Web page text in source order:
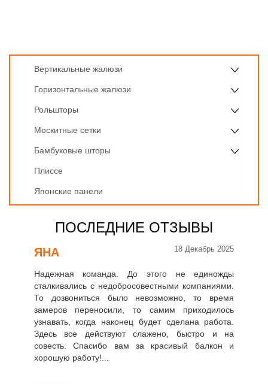
Вертикальные жалюзи
Горизонтальные жалюзи
Рольшторы
Москитные сетки
Бамбуковые шторы
Плиссе
Японские панели
ПОСЛЕДНИЕ ОТЗЫВЫ
ЯНА 18 Декабрь 2025
Надежная команда. До этого не единожды
сталкивались с недобросовестными компаниями.
То дозвониться было невозможно, то время
замеров переносили, то самим приходилось
узнавать, когда наконец будет сделана работа.
Здесь все действуют слажено, быстро и на
совесть. Спасибо вам за красивый балкон и
хорошую работу!...